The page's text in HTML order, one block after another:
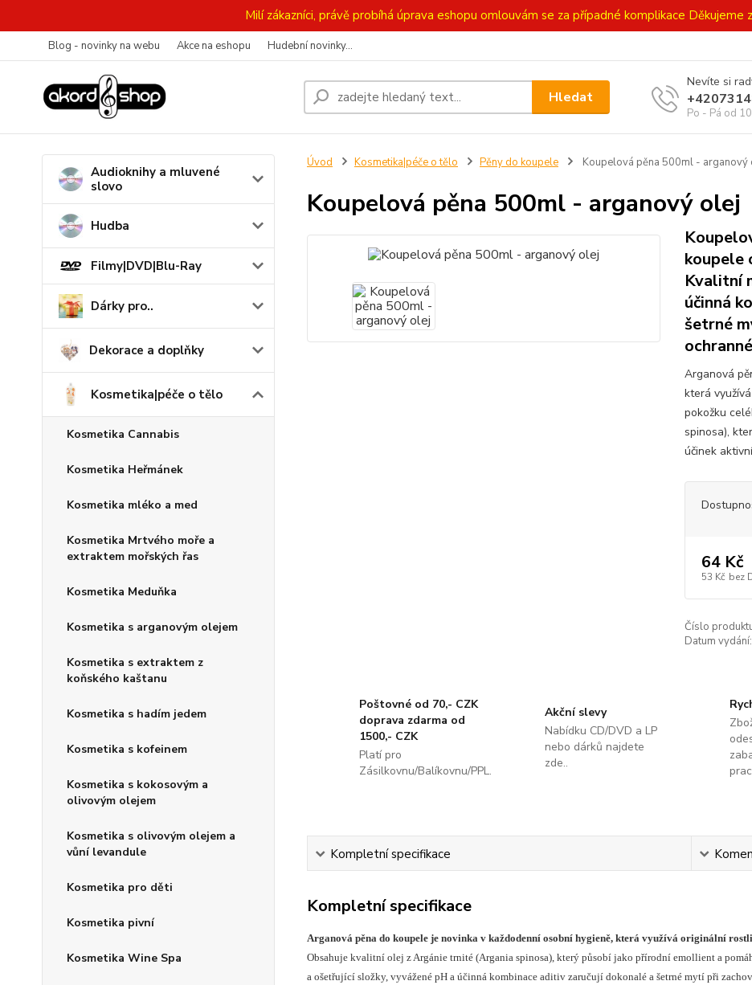
Milí zákazníci, právě probíhá úprava eshopu omlouvám se za případné komplikace Děkujeme
Blog - novinky na webu Akce na eshopu Hudební novinky...
Hledat
Nevíte si
Po - Pá od
Audioknihy a mluvené
slovo
Hudba
Filmy|DVD|Blu-Ray
Dárky pro..
Dekorace a doplňky
Kosmetika|péče o tělo
Kosmetika Cannabis
Kosmetika Heřmánek
Kosmetika mléko a med
Kosmetika Mrtvého moře a
extraktem mořských řas
Kosmetika Meduňka
Kosmetika s arganovým olejem
Kosmetika s extraktem z
koňského kaštanu
Kosmetika s hadím jedem
Kosmetika s kofeinem
Kosmetika s kokosovým a
olivovým olejem
Kosmetika s olivovým olejem a
vůní levandule
Kosmetika pro děti
Kosmetika pivní
Kosmetika Wine Spa
Úvod Kosmetika|péče o tělo Pěny do koupele Koupelová pěna 500ml - arganový
Koupelová pěna 500ml - arganový olej
koupele
Kvalitní
účinná
šetrné
Arganová
která
pokožku
spinosa),
účinek
64 Kč
53 Kč bez
Číslo
Datum vydání:
Poštovné od 70,- CZK
doprava zdarma od
1500,- CZK
Platí pro
Zásilkovnu/Balíkovnu/PPL.
Akční slevy
Nabídku CD/DVD a LP
nebo dárků najdete
zde..
Kompletní specifikace
Kompletní specifikace
Arganová pěna do koupele je novinka v každodenní osobní hygieně, která využívá originální
Obsahuje kvalitní olej z Argánie trnité (Argania spinosa), který působí jako přírodní emollient a
a ošetřující složky, vyvážené pH a účinná kombinace aditiv zaručují dokonalé a šetrné mytí při